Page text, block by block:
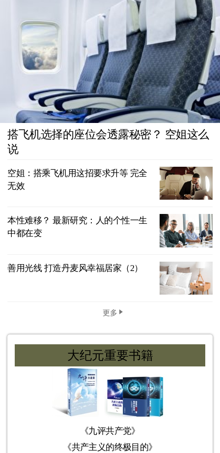
搭飞机选择的座位会透露秘密？ 空姐这么
说
空姐：搭乘飞机用这招要求升等 完全
无效
本性难移？ 最新研究：人的个性一生
中都在变
善用光线 打造丹麦风幸福居家（2）
更多
大纪元重要书籍
《九评共产党》
《共产主义的终极目的》